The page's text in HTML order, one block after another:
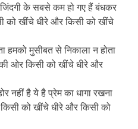
के सबसे कम हो गए हैं बंधकर
को खींचे धीरे और किसी को खींचे
हमको मुसीबत से निकाला न होता
ओर किसी को खींचे धीरे और
नहीं है ये है प्रेम का धागा रखना
को खींचे धीरे और किसी को